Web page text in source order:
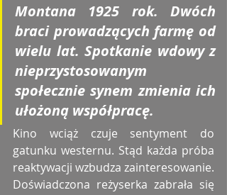
Montana 1925 rok. Dwóch
braci prowadzących farmę od
wielu lat. Spotkanie wdowy z
nieprzystosowanym
społecznie synem zmienia ich
ułożoną współpracę.
Kino wciąż czuje sentyment do
gatunku westernu. Stąd każda próba
reaktywacji wzbudza zainteresowanie.
Doświadczona reżyserka zabrała się